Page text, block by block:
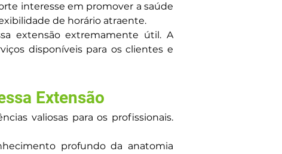
interesse em promover a saúde
de horário atraente.
extensão extremamente útil. A
disponíveis para os clientes e
Extensão
valiosas para os profissionais.
profundo da anatomia